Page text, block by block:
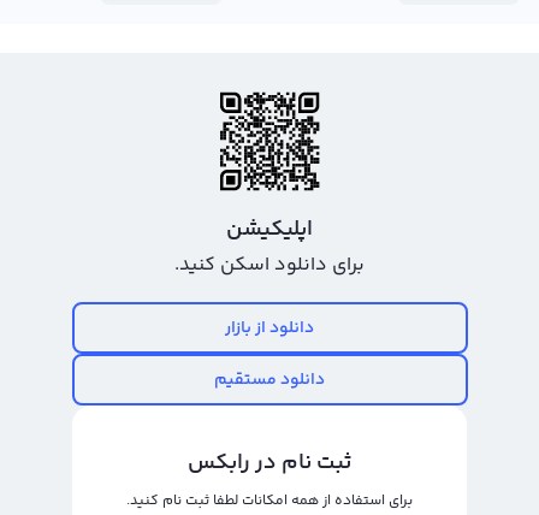
اپلیکیشن
برای دانلود اسکن کنید.
دانلود از بازار
دانلود مستقیم
ثبت نام در رابکس
برای استفاده از همه امکانات لطفا ثبت نام کنید.